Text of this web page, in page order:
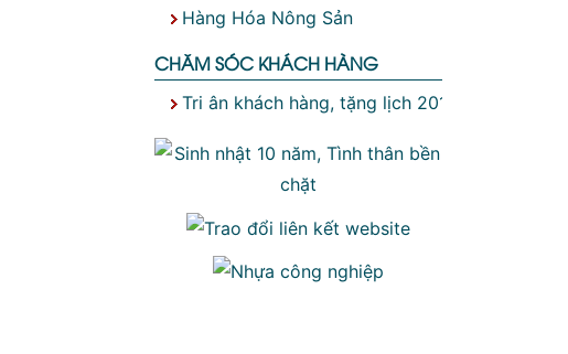
Hàng Hóa Nông Sản
CHĂM SÓC KHÁCH HÀNG
Tri ân khách hàng, tặng lịch 2019